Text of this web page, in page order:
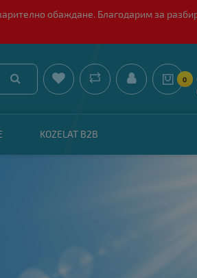
обаждане. Благодарим за
 0

KOZELAT B2B